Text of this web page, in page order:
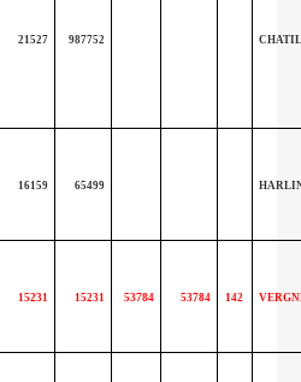
21527 987752
16159 65499
15231 15231 53784 53784 142